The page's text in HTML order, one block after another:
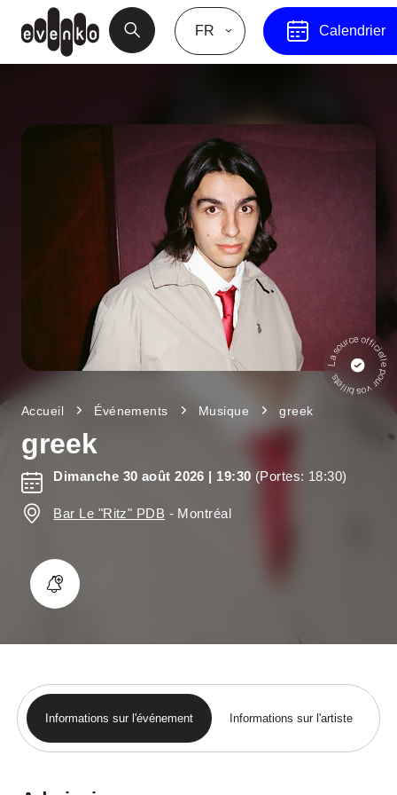
FR Calendrier
Accueil Événements Musique greek
greek
Dimanche 30 août 2026 | 19:30 (Portes: 18:30)
Bar Le "Ritz" PDB - Montréal
Informations sur l'événement Informations sur l'artiste